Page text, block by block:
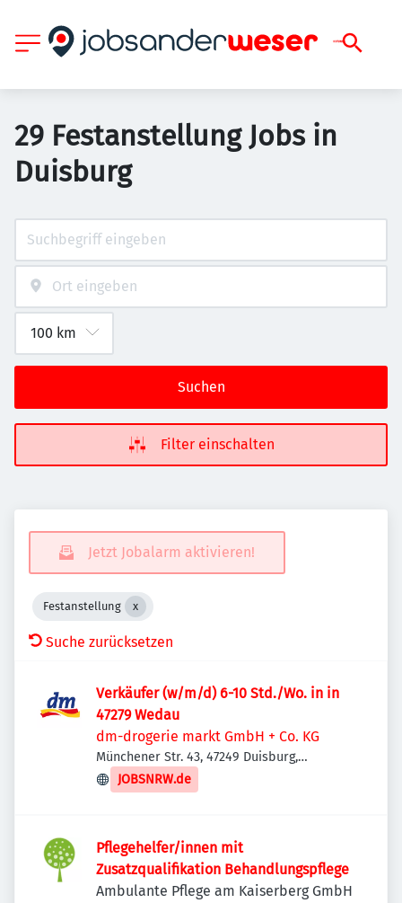
29 Festanstellung Jobs in
Duisburg
Suchen
Filter einschalten
Jetzt Jobalarm aktivieren!
Festanstellung
Suche zurücksetzen
Verkäufer (w/m/d) 6-10 Std./Wo. in in
47279 Wedau
dm-drogerie markt GmbH + Co. KG
Münchener Str. 43, 47249 Duisburg,
Deutschland
JOBSNRW.de
Pflegehelfer/innen mit
Zusatzqualifikation Behandlungspflege
Ambulante Pflege am Kaiserberg GmbH